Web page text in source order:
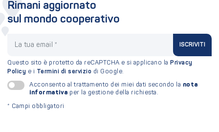
Rimani aggiornato
sul mondo cooperativo
ISCRIVITI
Questo sito è protetto da reCAPTCHA e si applicano la Privacy
Policy e i Termini di servizio di Google.
Acconsento al trattamento dei miei dati secondo la nota
informativa per la gestione della richiesta.
* Campi obbligatori